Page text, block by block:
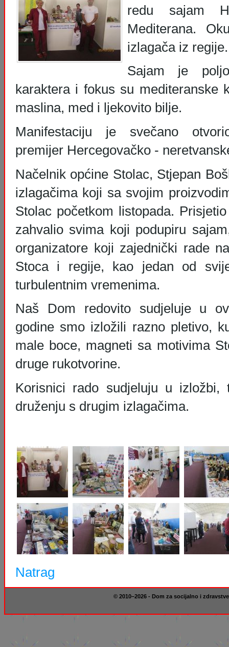
redu sajam
Mediterana.
izlagača iz regije.
Sajam je
karaktera i fokus su mediteranske
maslina, med i ljekovito bilje.
Manifestaciju je svečano
premijer Hercegovačko -
Načelnik općine Stolac, Stjepan
izlagačima koji sa svojim
Stolac početkom listopada.
zahvalio svima koji podupiru
organizatore koji zajednički rade
Stoca i regije, kao jedan od
turbulentnim vremenima.
Naš Dom redovito sudjeluje u
godine smo izložili razno pletivo,
male boce, magneti sa motivima
druge rukotvorine.
Korisnici rado sudjeluju u
druženju s drugim izlagačima.
Natrag
© 2010–2026 - Dom za socijalno i